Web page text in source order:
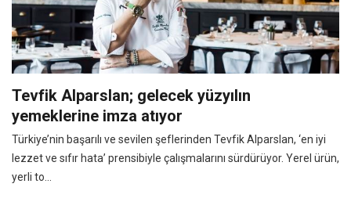
Tevfik Alparslan; gelecek yüzyılın
yemeklerine imza atıyor
Türkiye’nin başarılı ve sevilen şeflerinden Tevfik Alparslan, ‘en iyi
lezzet ve sıfır hata’ prensibiyle çalışmalarını sürdürüyor. Yerel ürün,
yerli to...